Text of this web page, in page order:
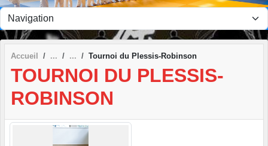
Accueil Tournoi du Plessis-Robinson
TOURNOI DU PLESSIS-
ROBINSON